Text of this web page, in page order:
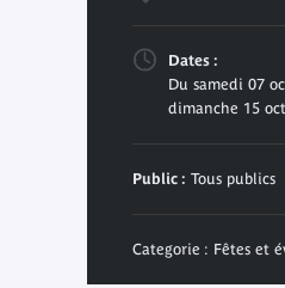
Dates :
Du samedi 07
dimanche 15
Public : Tous publics
Categorie : Fêtes et